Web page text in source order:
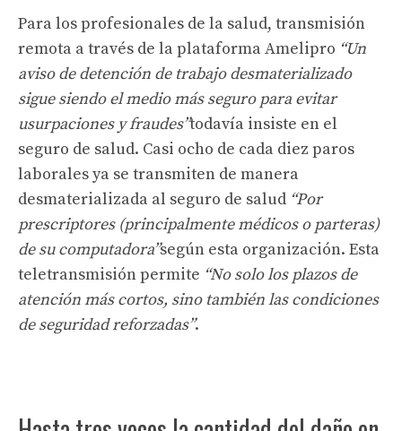
Para los profesionales de la salud, transmisión
remota a través de la plataforma Amelipro “Un
aviso de detención de trabajo desmaterializado
sigue siendo el medio más seguro para evitar
usurpaciones y fraudes”todavía insiste en el
seguro de salud. Casi ocho de cada diez paros
laborales ya se transmiten de manera
desmaterializada al seguro de salud “Por
prescriptores (principalmente médicos o parteras)
de su computadora”según esta organización. Esta
teletransmisión permite “No solo los plazos de
atención más cortos, sino también las condiciones
de seguridad reforzadas”.